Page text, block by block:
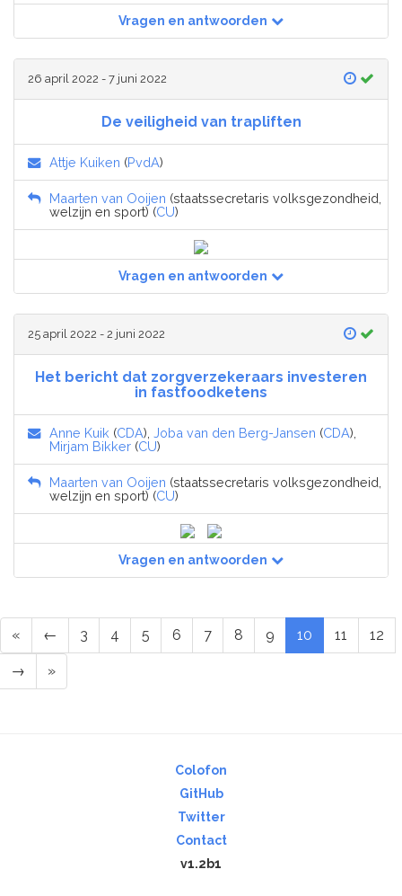
Vragen en antwoorden
26 april 2022 - 7 juni 2022
De veiligheid van trapliften
Attje Kuiken (PvdA)
Maarten van Ooijen (staatssecretaris volksgezondheid,
welzijn en sport) (CU)
Vragen en antwoorden
25 april 2022 - 2 juni 2022
Het bericht dat zorgverzekeraars investeren
in fastfoodketens
Anne Kuik (CDA), Joba van den Berg-Jansen (CDA),
Mirjam Bikker (CU)
Maarten van Ooijen (staatssecretaris volksgezondheid,
welzijn en sport) (CU)
Vragen en antwoorden
« ← 3 4 5 6 7 8 9 10 11 12
→ »
Colofon
GitHub
Twitter
Contact
v1.2b1